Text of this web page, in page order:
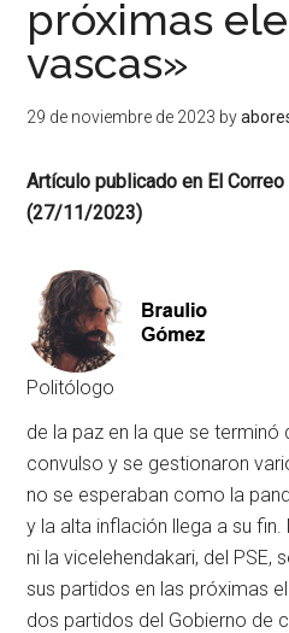
próximas
vascas»
29 de noviembre de 2023 by
Artículo publicado en El
(27/11/2023)
Politólogo
de la paz en la que se terminó
convulso y se gestionaron
no se esperaban como la
y la alta inflación llega a su fin.
ni la vicelehendakari, del PSE,
sus partidos en las próximas
dos partidos del Gobierno de